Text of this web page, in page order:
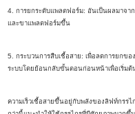
4. การยกระดับแพลตฟอร์ม: อันเป็นผลมาจา
และขาแพลตฟอร์มขึ้น
5. กระบวนการสืบเชื้อสาย: เพื่อลดการยกข
ระบบโดยย้อนกลับขั้นตอนก่อนหน้าเพื่อเริ่มต้
ความเร็วเชื้อสายขึ้นอยู่กับพลังของลิฟท์กรร